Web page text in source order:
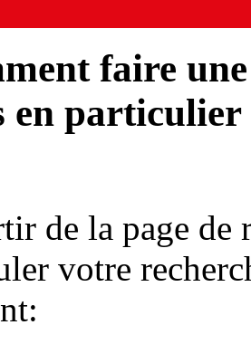
faire
en particulier
de la page de
votre